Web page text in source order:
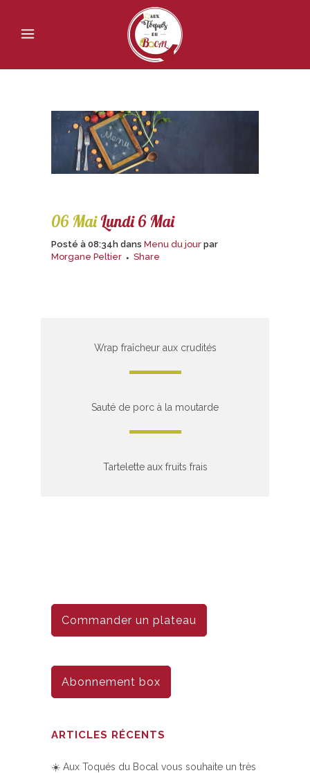
06 MaiLundi 6 Mai
Posté à 08:34h dans Menu du jour par
Morgane Peltier
Share
Wrap fraîcheur aux crudités
Sauté de porc à la moutarde
Tartelette aux fruits frais
Commander un plateau
Abonnement box
ARTICLES RÉCENTS
☀️ Aux Toqués du Bocal vous souhaite un très